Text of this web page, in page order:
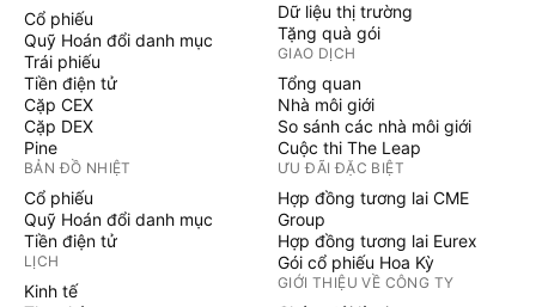
Cổ phiếu
Quỹ Hoán đổi danh mục
Trái phiếu
Tiền điện tử
Cặp CEX
Cặp DEX
Pine
BẢN ĐỒ NHIỆT
Cổ phiếu
Quỹ Hoán đổi danh mục
Tiền điện tử
LỊCH
Kinh tế
Dữ liệu thị trường
Tặng quà gói
GIAO DỊCH
Tổng quan
Nhà môi giới
So sánh các nhà môi giới
Cuộc thi The Leap
ƯU ĐÃI ĐẶC BIỆT
Hợp đồng tương lai CME
Group
Hợp đồng tương lai Eurex
Gói cổ phiếu Hoa Kỳ
GIỚI THIỆU VỀ CÔNG TY